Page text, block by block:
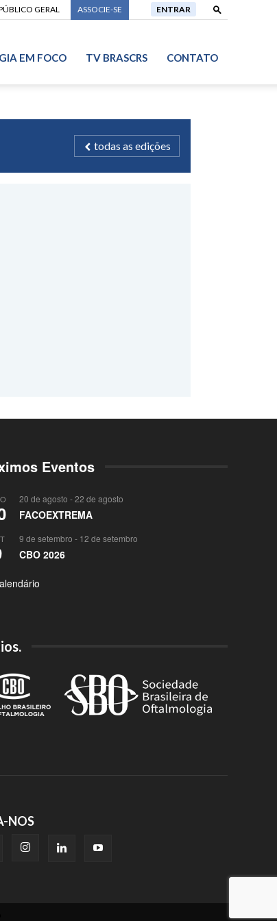
GERAL ASSOCIE-SE ENTRAR
EM FOCO TV BRASCRS CONTATO
todas as edições
Eventos
20 de agosto -22 de agosto
FACOEXTREMA
9 de setembro - 12 de setembro
CBO 2026
NOS